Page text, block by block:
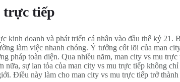
trực tiếp
doanh và phát triển cá nhân vào đầu thế kỷ 21.
làm việc nhanh chóng. Ý tưởng cốt lõi của man
pháp toàn diện. Qua nhiều năm, man city vs mu
sự lan tỏa của man city vs mu trực tiếp không
Điều này làm cho man city vs mu trực tiếp trở